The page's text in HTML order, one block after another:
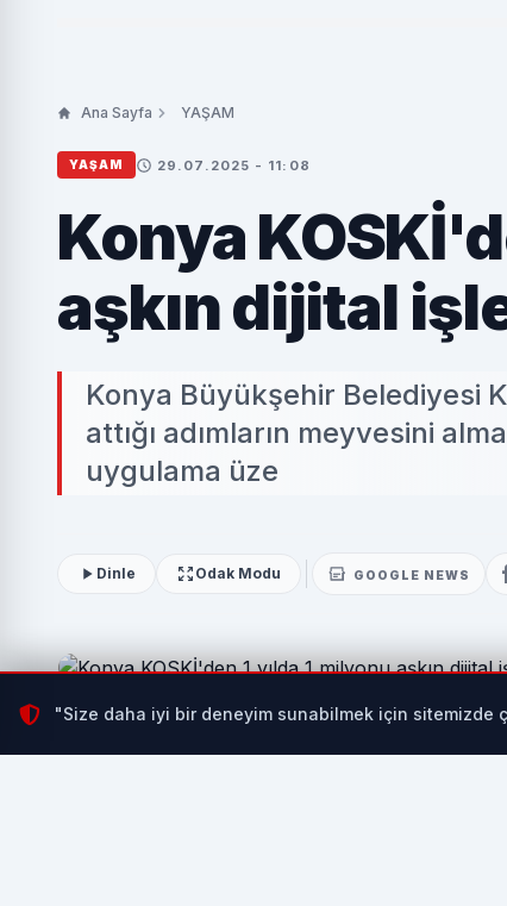
Ana Sayfa YAŞAM
YAŞAM 29.07.2025 - 11:08
Konya
aşkın dijital
Konya Büyükşehir Belediyesi
attığı adımların meyvesini
uygulama üze
Dinle Odak Modu GOOGLE NEWS
Konya Büyükşehir Belediyesi KOSKİ Genel
"Size daha iyi bir deneyim sunabilmek için sitemizde